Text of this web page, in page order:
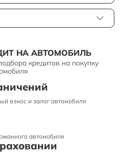
НА АВТОМОБИЛЬ
кредитов на покупку
взнос и залог автомобиля
автомобиля